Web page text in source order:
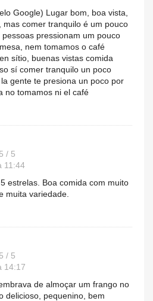
Google) Lugar bom, boa vista,
mas comer tranquilo é um pouco
pressionam um pouco
nem tomamos o café
sítio, buenas vistas comida
sí comer tranquilo un poco
gente te presiona un poco por
no tomamos ni el café
5 / 5
11:44
estrelas. Boa comida com muito
muita variedade.
5 / 5
14:17
de almoçar um frango no
delicioso, pequenino, bem